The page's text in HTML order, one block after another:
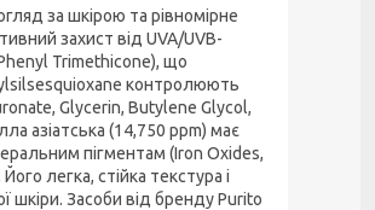
за шкірою та рівномірне
захист від UVA/UVB-
Trimethicone), що
контролюють
Glycerin, Butylene Glycol,
азіатська (14,750 ppm) має
пігментам (Iron Oxides,
легка, стійка текстура і
шкіри. Засоби від бренду Purito